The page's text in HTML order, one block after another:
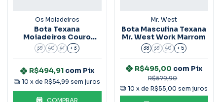
Os Moiadeiros
Bota Texana
Moiadeiros Couro
Cabeça Preta Ref.1893
39 40 41 + 3
R$494,91 com Pix
10 x deR$54,99 sem juros
COMPRAR
Mr. West
Bota Masculina Texana
Mr. West Work Marrom
38 39 40 + 5
R$579,90
R$495,00 com Pix
10 x deR$55,00 sem juros